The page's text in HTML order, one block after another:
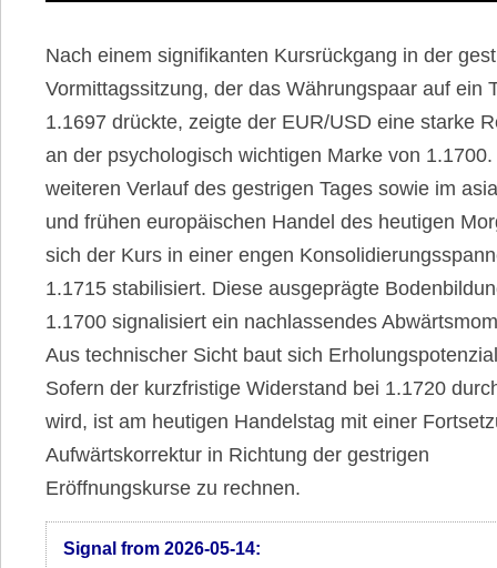
Nach einem signifikanten Kursrückgang in der
Vormittagssitzung, der das Währungspaar auf ein
1.1697 drückte, zeigte der EUR/USD eine starke
an der psychologisch wichtigen Marke von 1.1700.
weiteren Verlauf des gestrigen Tages sowie im
und frühen europäischen Handel des heutigen
sich der Kurs in einer engen
1.1715 stabilisiert. Diese ausgeprägte
1.1700 signalisiert ein nachlassendes
Aus technischer Sicht baut sich
Sofern der kurzfristige Widerstand bei 1.1720
wird, ist am heutigen Handelstag mit einer
Aufwärtskorrektur in Richtung der gestrigen
Eröffnungskurse zu rechnen.
Signal from 2026-05-14: